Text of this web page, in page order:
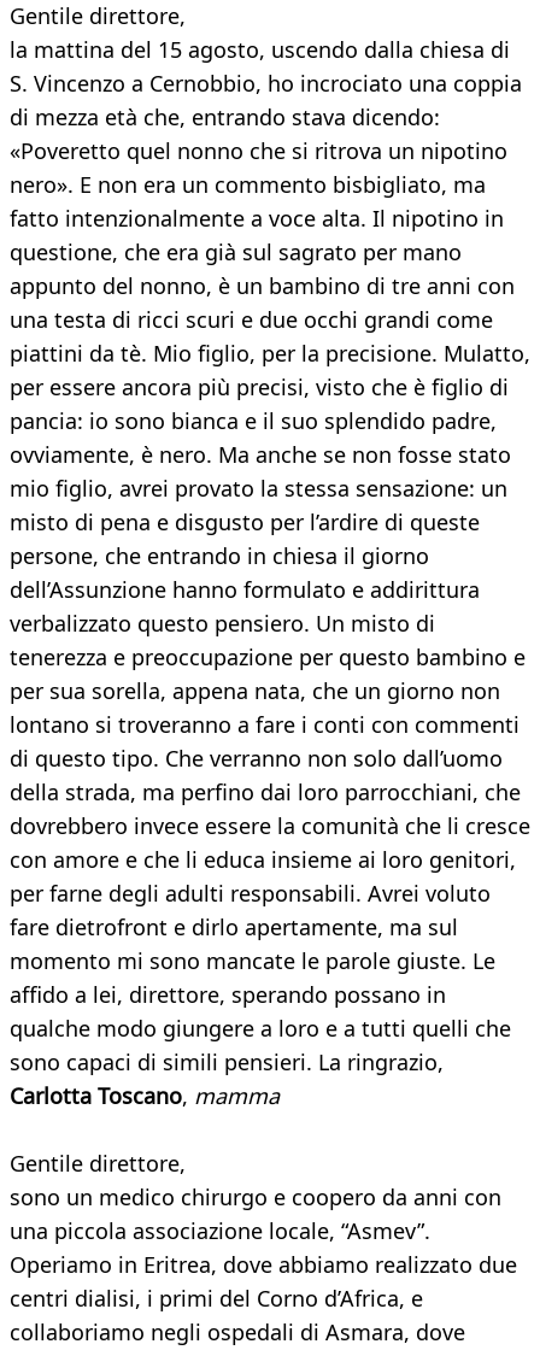
Gentile direttore,
la mattina del 15 agosto, uscendo dalla chiesa di
S. Vincenzo a Cernobbio, ho incrociato una coppia
di mezza età che, entrando stava dicendo:
«Poveretto quel nonno che si ritrova un nipotino
nero». E non era un commento bisbigliato, ma
fatto intenzionalmente a voce alta. Il nipotino in
questione, che era già sul sagrato per mano
appunto del nonno, è un bambino di tre anni con
una testa di ricci scuri e due occhi grandi come
piattini da tè. Mio figlio, per la precisione. Mulatto,
per essere ancora più precisi, visto che è figlio di
pancia: io sono bianca e il suo splendido padre,
ovviamente, è nero. Ma anche se non fosse stato
mio figlio, avrei provato la stessa sensazione: un
misto di pena e disgusto per l’ardire di queste
persone, che entrando in chiesa il giorno
dell’Assunzione hanno formulato e addirittura
verbalizzato questo pensiero. Un misto di
tenerezza e preoccupazione per questo bambino e
per sua sorella, appena nata, che un giorno non
lontano si troveranno a fare i conti con commenti
di questo tipo. Che verranno non solo dall’uomo
della strada, ma perfino dai loro parrocchiani, che
dovrebbero invece essere la comunità che li cresce
con amore e che li educa insieme ai loro genitori,
per farne degli adulti responsabili. Avrei voluto
fare dietrofront e dirlo apertamente, ma sul
momento mi sono mancate le parole giuste. Le
affido a lei, direttore, sperando possano in
qualche modo giungere a loro e a tutti quelli che
sono capaci di simili pensieri. La ringrazio,
Carlotta Toscano, mamma
Gentile direttore,
sono un medico chirurgo e coopero da anni con
una piccola associazione locale, “Asmev”.
Operiamo in Eritrea, dove abbiamo realizzato due
centri dialisi, i primi del Corno d’Africa, e
collaboriamo negli ospedali di Asmara, dove